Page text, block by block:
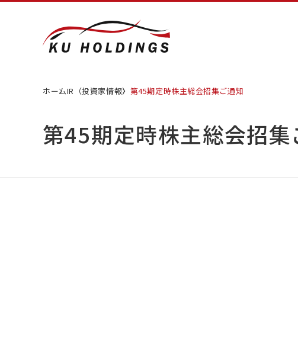
ホームIR（投資家情報） 第45期定時株主総会招集ご通知
第45期定時株主総会招集